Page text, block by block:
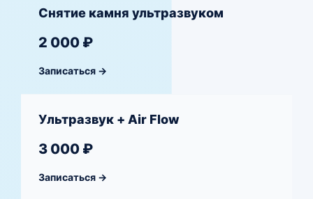
Снятие камня ультразвуком
2 000 ₽
Записаться →
Ультразвук + Air Flow
3 000 ₽
Записаться →